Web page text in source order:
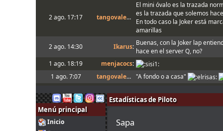
2 ago. 17:17 tangovalens
El mini óvalo es la trazada
es la trazada que solemos
En todo caso la Joker está
amarillas
2 ago. 14:30
Ikarus: Buenas, con la Joker lap
hace en el server Q, no?
1 ago. 18:19
menjacocs:
1 ago. 7:07
tangovalens "A fondo o a casa"
31 jul. 12:40
camtawn: Menjacocs, ten agallas y T1 ;
31 jul. 10:51
mitsumeku
Menú principal
Inicio
Estadísticas de Piloto
Sapa